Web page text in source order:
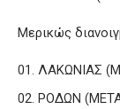
Μερικώς
ΛΑΚΩΝΙΑΣ
ΡΟΔΩΝ